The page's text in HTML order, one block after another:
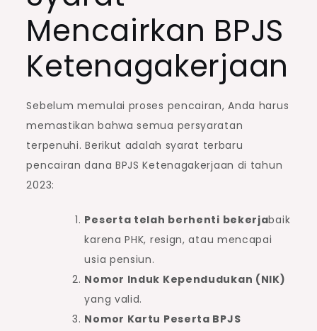
Mencairkan BPJS
Ketenagakerjaan
Sebelum memulai proses pencairan, Anda harus
memastikan bahwa semua persyaratan
terpenuhi. Berikut adalah syarat terbaru
pencairan dana BPJS Ketenagakerjaan di tahun
2023:
Peserta telah berhenti bekerjabaik
karena PHK, resign, atau mencapai
usia pensiun.
Nomor Induk Kependudukan (NIK)
yang valid.
Nomor Kartu Peserta BPJS